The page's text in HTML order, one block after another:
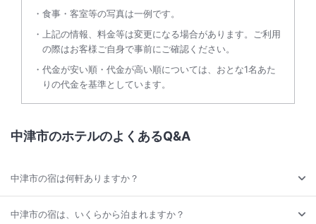
食事・客室等の写真は一例です。
上記の情報、料金等は変更になる場合があります。ご利用
の際はお客様ご自身で事前にご確認ください。
代金が安い順・代金が高い順については、おとな1名あた
りの代金を基準としています。
中津市のホテルのよくあるQ&A
中津市の宿は何軒ありますか？
中津市の宿は、いくらから泊まれますか？